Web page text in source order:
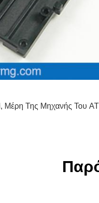
, Μέρη Της Μηχανής Του